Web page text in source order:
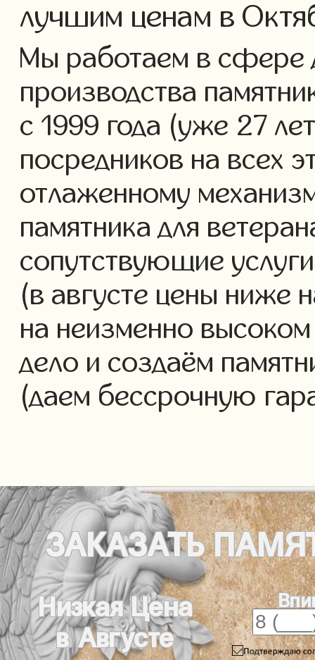
лучшим ценам в
Мы работаем в сфере
производства
с 1999 года (уже 27
посредников на всех
отлаженному
памятника для
сопутствующие
(в августе цены ниже
на неизменно
дело и создаём
(даем бессрочную
ЗАКАЗАТЬ
Низкая Цена
в Августе